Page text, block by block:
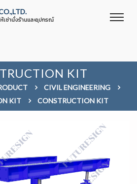
เช่านั่งร้านและอุปกรณ์
KIT
CIVIL ENGINEERING
KIT
CONSTRUCTION KIT